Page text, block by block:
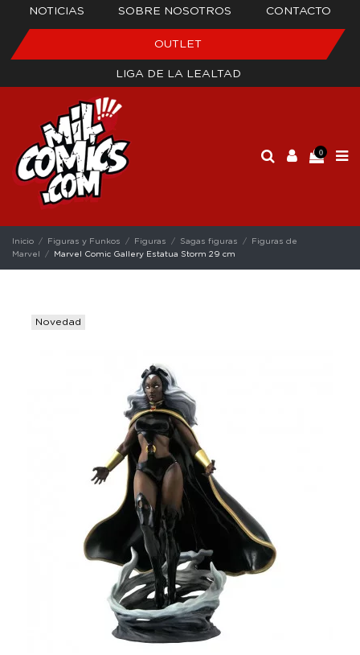
NOTICIAS SOBRE NOSOTROS CONTACTO
OUTLET
LIGA DE LA LEALTAD
0
Inicio Figuras y Funkos Figuras Sagas figuras
Figuras de
Marvel
Marvel Comic Gallery Estatua Storm 29 cm
Novedad